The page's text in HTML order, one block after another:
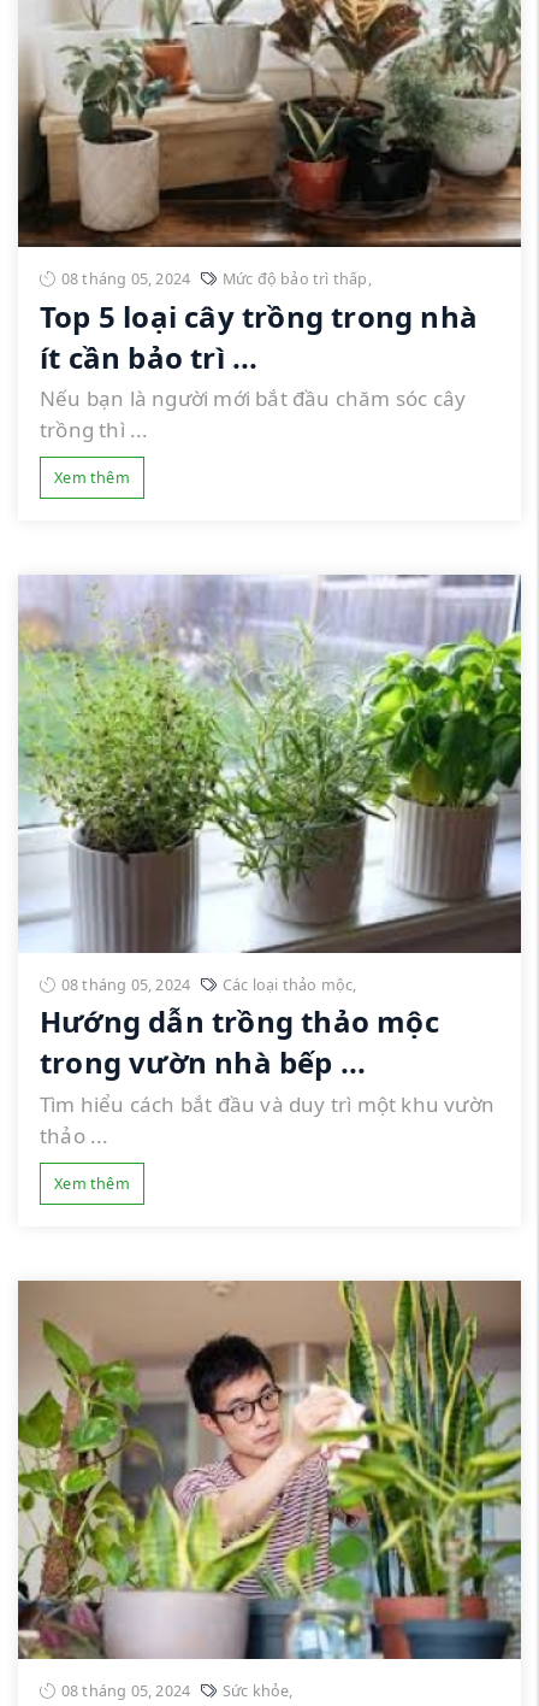
08 tháng 05, 2024 Mức độ bảo trì thấp,
Top 5 loại cây trồng trong nhà
ít cần bảo trì ...
Nếu bạn là người mới bắt đầu chăm sóc cây
trồng thì ...
Xem thêm
08 tháng 05, 2024 Các loại thảo mộc,
Hướng dẫn trồng thảo mộc
trong vườn nhà bếp ...
Tìm hiểu cách bắt đầu và duy trì một khu vườn
thảo ...
Xem thêm
08 tháng 05, 2024 Sức khỏe,